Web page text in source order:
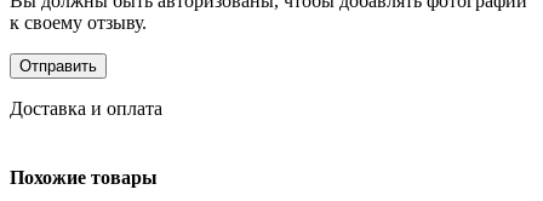
к своему отзыву.
Доставка и оплата
Похожие товары